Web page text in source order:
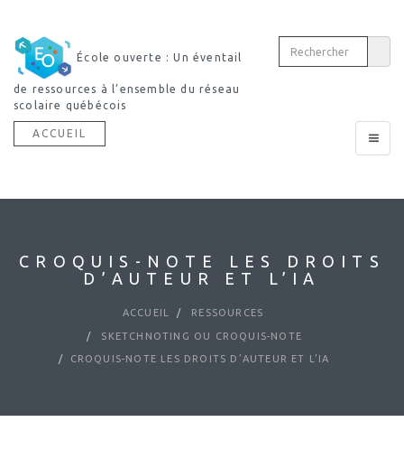
École ouverte : Un éventail
de ressources à l’ensemble du réseau
scolaire québécois
Toggle
ACCUEIL
CROQUIS-NOTE LES DROITS
D’AUTEUR ET L’IA
ACCUEIL RESSOURCES
SKETCHNOTING OU CROQUIS-NOTE
CROQUIS-NOTE LES DROITS D’AUTEUR ET L’IA